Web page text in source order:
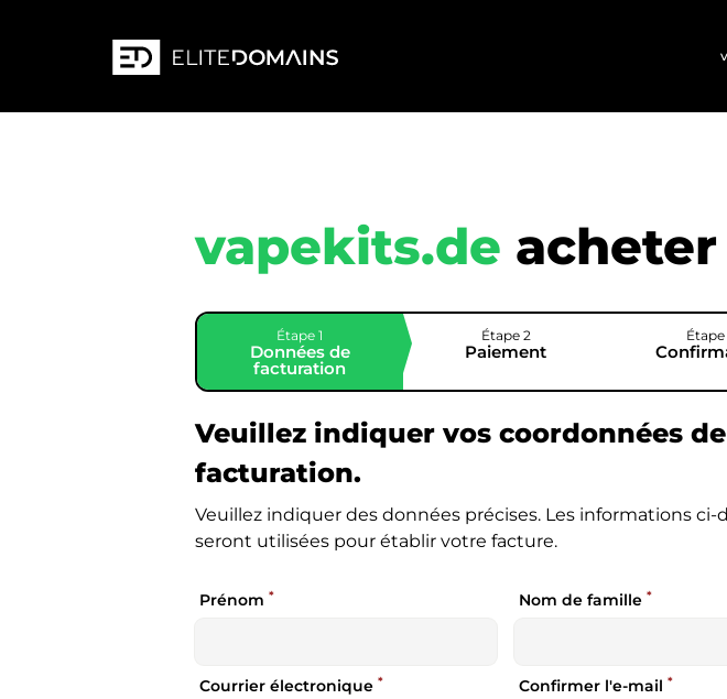
vapekits.de
Étape 1
Données de
facturation
Étape 2
Paiement
Étape
Veuillez indiquer vos coordonnées de
facturation.
Veuillez indiquer des données précises. Les informations ci-
seront utilisées pour établir votre facture.
Prénom * Nom de famille*
Courrier électronique * Confirmer l'e-mail*